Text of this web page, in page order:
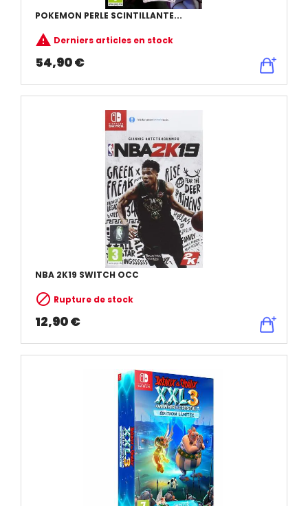
POKEMON PERLE SCINTILLANTE...
 Derniers articles en stock
54,90 €
NBA 2K19 SWITCH OCC
 Rupture de stock
12,90 €